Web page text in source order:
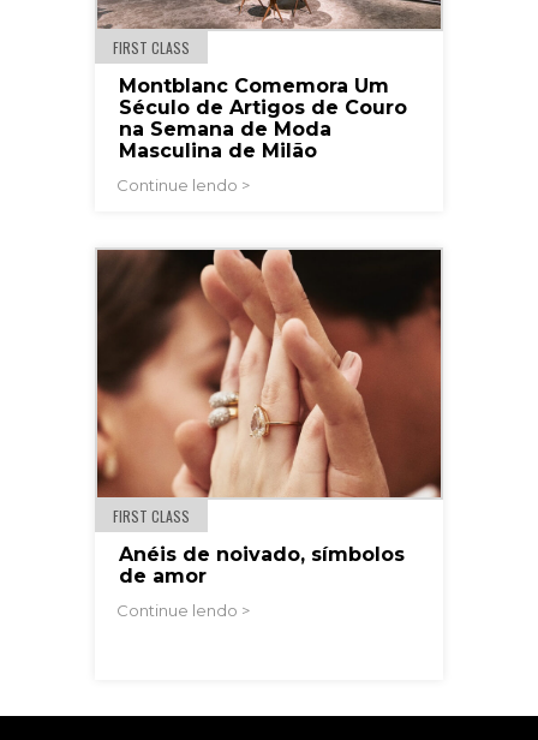
FIRST CLASS
Montblanc Comemora Um
Século de Artigos de Couro
na Semana de Moda
Masculina de Milão
Continue lendo >
FIRST CLASS
Anéis de noivado, símbolos
de amor
Continue lendo >